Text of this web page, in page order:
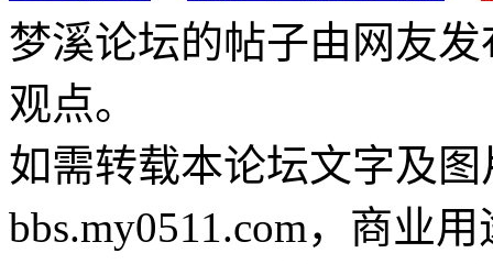
梦溪论坛的帖子由网友
观点。
如需转载本论坛文字及
bbs.my0511.com，商业